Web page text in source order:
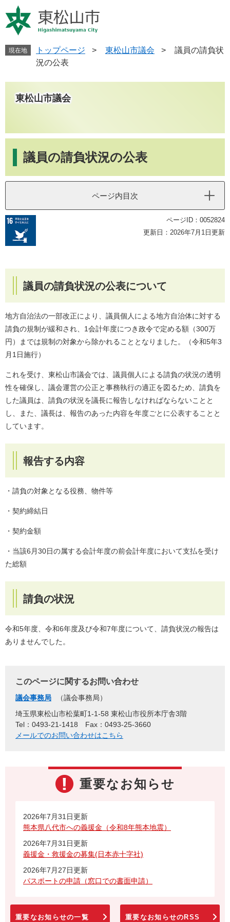
ー
ジ
す
ニ
ュ
し
現在地 トップページ > 東松山市議会 >
議員の請負状
況の公表
東松山市議会
議員の請負状況の公表
ページ内目次
ページID：0052824
更新日：2026年7月1日更新
議員の請負状況の公表について
地方自治法の一部改正により、議員個人による地方自治体に対する
請負の規制が緩和され、1会計年度につき政令で定める額（300万
円）までは規制の対象から除かれることとなりました。（令和5年3
月1日施行）
これを受け、東松山市議会では、議員個人による請負の状況の透明
性を確保し、議会運営の公正と事務執行の適正を図るため、請負を
した議員は、請負の状況を議長に報告しなければならないことと
し、また、議長は、報告のあった内容を年度ごとに公表することと
しています。
報告する内容
・請負の対象となる役務、物件等
・契約締結日
・契約金額
・当該6月30日の属する会計年度の前会計年度において支払を受け
た総額
請負の状況
令和5年度、令和6年度及び令和7年度について、請負状況の報告は
ありませんでした。
このページに関するお問い合わせ
議会事務局
議会事務局
埼玉県東松山市松葉町1-1-58 東松山市役所本庁舎3階
Tel：0493-21-1418
Fax：0493-25-3660
メールでのお問い合わせはこちら
重要なお知らせ
2026年7月31日更新
熊本県八代市への義援金（令和8年熊本地震）
2026年7月31日更新
義援金・救援金の募集(日本赤十字社)
2026年7月27日更新
パスポートの申請（窓口での書面申請）
重要なお知らせの一覧 重要なお知らせのRSS